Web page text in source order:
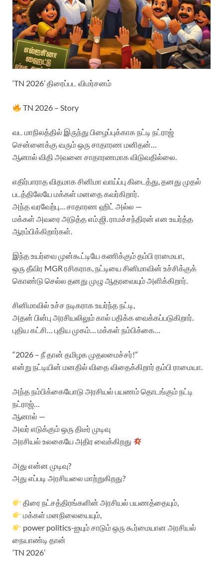
‘TN 2026’ திரைப்பட விமர்சனம்
TN 2026 – Story
வட மாநிலத்தில் இருந்து பிழைப்புக்காக நட்டி நட்ராஜ்
சென்னைக்கு வரும் ஒரு சாதாரண மனிதன்…
ஆனால் விதி அவனை சாதாரணமாக விடுவதில்லை.
எதிர்பாராத விதமாக சினிமா வாய்ப்பு கிடைத்து, தனது முதல்
படத்திலேயே மக்கள் மனதை கவர்கிறார்.
அந்த வரவேற்பு… சாதாரண ஹிட் அல்ல —
மக்கள் அவரை அடுத்த எம்.ஜி. ராமச்சந்திரன் என உயர்த்த
ஆரம்பிக்கிறார்கள்.
இந்த உயர்வை முன்கூட்டியே கணிக்கும் தம்பி ராமையா,
ஒரு தீவிர MGR ரசிகராக, நட்டியை சினிமாவின் உச்சிக்குக்
கொண்டு செல்ல தனது முழு ஆதரவையும் அளிக்கிறார்.
சினிமாவில் உச்ச நடிகராக உயர்ந்த நட்டி,
அதன் பின்பு அரசியலிலும் கால் பதிக்க வைக்கப்படுகிறார்.
புதிய கட்சி… புதிய முகம்… மக்கள் நம்பிக்கை…
“2026 – நீ தான் தமிழக முதலமைச்சர்!”
என்று நட்டியின் மனதில் விதை விதைக்கிறார் தம்பி ராமையா.
அந்த நம்பிக்கையோடு அரசியல் பயணம் தொடங்கும் நட்டி
நட்ராஜ்…
ஆனால் —
அவர் எடுக்கும் ஒரு திடீர் முடிவு
அரசியல் உலகையே அதிர வைக்கிறது
அது என்ன முடிவு?
அது எப்படி அரசியலை மாற்றுகிறது?
திரை நட்சத்திரங்களின் அரசியல் பயணத்தையும்,
மக்கள் மனநிலையையும்,
power politics-ஐயும் சாடும் ஒரு கூர்மையான அரசியல்
நையாண்டி தான்
‘TN 2026’